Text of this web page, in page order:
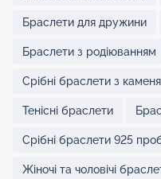
Браслети для дружини
Браслети з родіюванням
Срібні браслети з
Тенісні браслети
Срібні браслети 925
Жіночі та чоловічі